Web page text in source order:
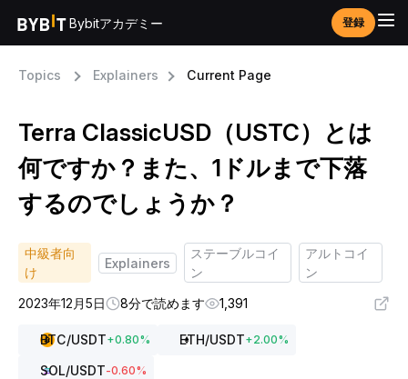
Bybitアカデミー 登録
Topics Explainers Current Page
Terra ClassicUSD（USTC）とは
何ですか？また、1ドルまで下落
するのでしょうか？
中級者向
け
Explainers
ステーブルコイ
ン
アルトコイ
ン
2023年12月5日
8分で読めます 1,391
BTC/USDT+0.80% ETH/USDT+2.00%
SOL/USDT-0.60%